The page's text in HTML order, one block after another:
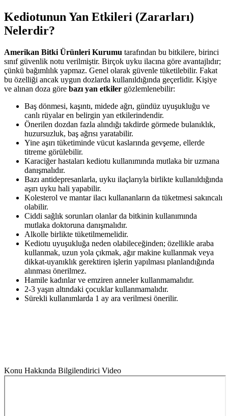
Kediotunun Yan Etkileri (Zararları)
Nelerdir?
Amerikan Bitki Ürünleri Kurumu tarafından bu bitkilere, birinci
sınıf güvenlik notu verilmiştir. Birçok uyku ilacına göre avantajlıdır;
çünkü bağımlılık yapmaz. Genel olarak güvenle tüketilebilir. Fakat
bu özelliği ancak uygun dozlarda kullanıldığında geçerlidir. Kişiye
ve alınan doza göre bazı yan etkiler gözlemlenebilir:
Baş dönmesi, kaşıntı, midede ağrı, gündüz uyuşukluğu ve
canlı rüyalar en belirgin yan etkilerindendir.
Önerilen dozdan fazla alındığı takdirde görmede bulanıklık,
huzursuzluk, baş ağrısı yaratabilir.
Yine aşırı tüketiminde vücut kaslarında gevşeme, ellerde
titreme görülebilir.
Karaciğer hastaları kediotu kullanımında mutlaka bir uzmana
danışmalıdır.
Bazı antidepresanlarla, uyku ilaçlarıyla birlikte kullanıldığında
aşırı uyku hali yapabilir.
Kolesterol ve mantar ilacı kullananların da tüketmesi sakıncalı
olabilir.
Ciddi sağlık sorunları olanlar da bitkinin kullanımında
mutlaka doktoruna danışmalıdır.
Alkolle birlikte tüketilmemelidir.
Kediotu uyuşukluğa neden olabileceğinden; özellikle araba
kullanmak, uzun yola çıkmak, ağır makine kullanmak veya
dikkat-uyanıklık gerektiren işlerin yapılması planlandığında
alınması önerilmez.
Hamile kadınlar ve emziren anneler kullanmamalıdır.
2-3 yaşın altındaki çocuklar kullanmamalıdır.
Sürekli kullanımlarda 1 ay ara verilmesi önerilir.
Konu Hakkında Bilgilendirici Video